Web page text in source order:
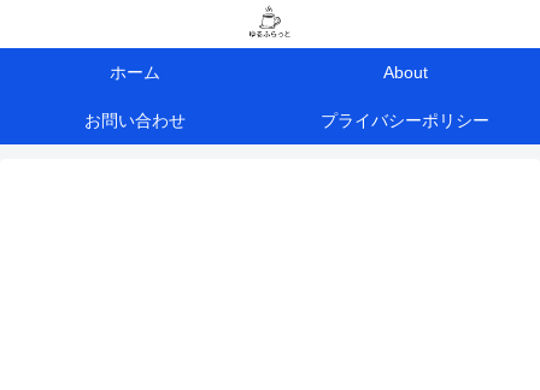
ホーム About
お問い合わせ プライバシーポリシー